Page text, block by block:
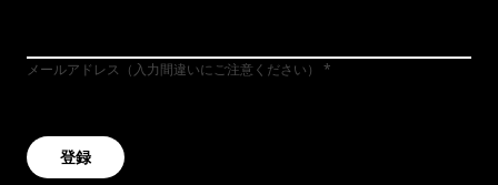
メールアドレス（入力間違いにご注意ください）
登録